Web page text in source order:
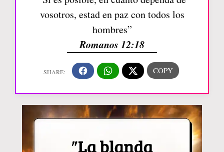
vosotros, estad en paz con todos los
hombres”
Romanos 12:18